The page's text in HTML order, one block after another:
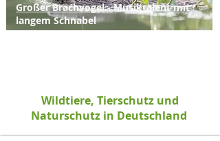
Großer Brachvogel- Musiktalent mit
langem Schnabel
Wildtiere, Tierschutz und
Naturschutz in Deutschland